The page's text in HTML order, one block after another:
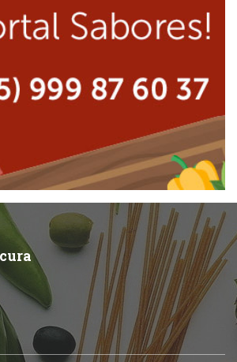
Lanchonetes
Massas
e Frutos do Mar
Pizzarias
Portuguesa
Self-service
e Frutos do Mar
Pizzarias
Portuguesa
e sorvetes
Variados